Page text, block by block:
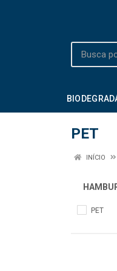
PET
INÍCIO
PET